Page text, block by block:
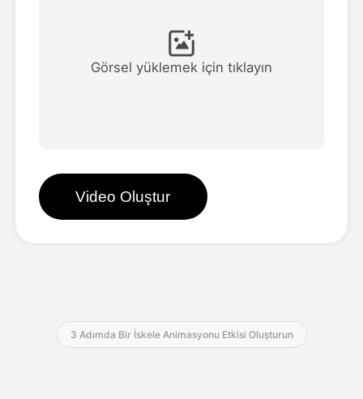
Tüm şablonları görüntüle
Blog
Görsel yüklemek için tıklayın
Video Oluştur
3 Adımda Bir İskele Animasyonu Etkisi Oluşturun